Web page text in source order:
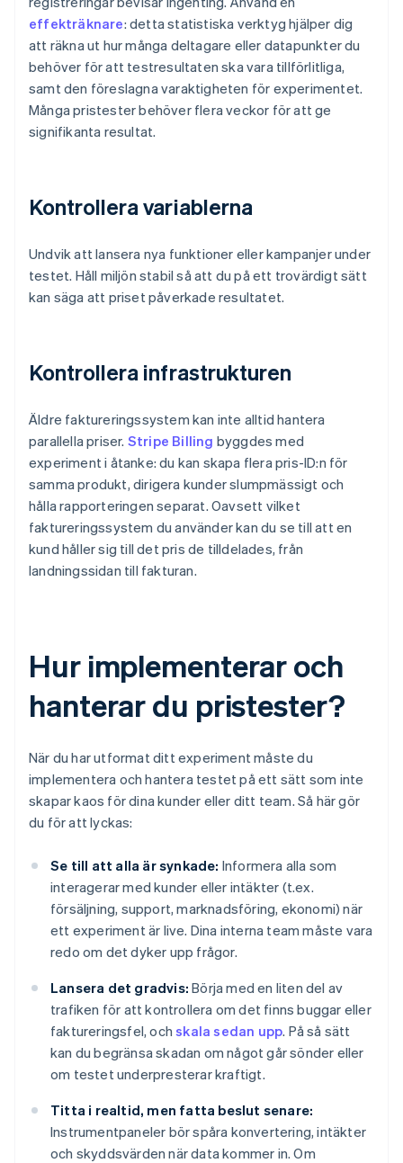
effekträknare: detta statistiska verktyg hjälper dig
att räkna ut hur många deltagare eller datapunkter du
behöver för att testresultaten ska vara tillförlitliga,
samt den föreslagna varaktigheten för experimentet.
Många pristester behöver flera veckor för att ge
signifikanta resultat.
Kontrollera variablerna
Undvik att lansera nya funktioner eller kampanjer under
testet. Håll miljön stabil så att du på ett trovärdigt sätt
kan säga att priset påverkade resultatet.
Kontrollera infrastrukturen
Äldre faktureringssystem kan inte alltid hantera
parallella priser. Stripe Billing byggdes med
experiment i åtanke: du kan skapa flera pris-ID:n för
samma produkt, dirigera kunder slumpmässigt och
hålla rapporteringen separat. Oavsett vilket
faktureringssystem du använder kan du se till att en
kund håller sig till det pris de tilldelades, från
landningssidan till fakturan.
Hur implementerar och
hanterar du pristester?
När du har utformat ditt experiment måste du
implementera och hantera testet på ett sätt som inte
skapar kaos för dina kunder eller ditt team. Så här gör
du för att lyckas:
Se till att alla är synkade: Informera alla som
interagerar med kunder eller intäkter (t.ex.
försäljning, support, marknadsföring, ekonomi) när
ett experiment är live. Dina interna team måste vara
redo om det dyker upp frågor.
Lansera det gradvis: Börja med en liten del av
trafiken för att kontrollera om det finns buggar eller
faktureringsfel, ochskala sedan upp. På så sätt
kan du begränsa skadan om något går sönder eller
om testet underpresterar kraftigt.
Titta i realtid, men fatta beslut senare:
Instrumentpaneler bör spåra konvertering, intäkter
och skyddsvärden när data kommer in. Om